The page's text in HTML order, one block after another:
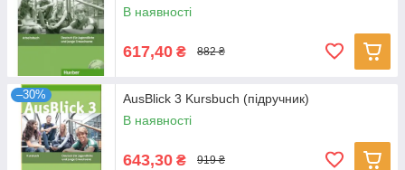
В наявності
617,40 ₴ 882 ₴
–30%
AusBlick 3 Kursbuch (підручник)
В наявності
643,30 ₴ 919 ₴